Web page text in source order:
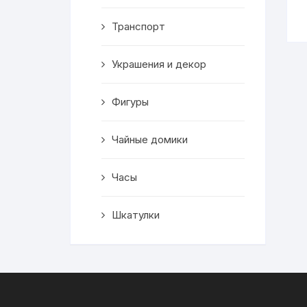
Транспорт
Украшения и декор
Фигуры
Чайные домики
Часы
Шкатулки